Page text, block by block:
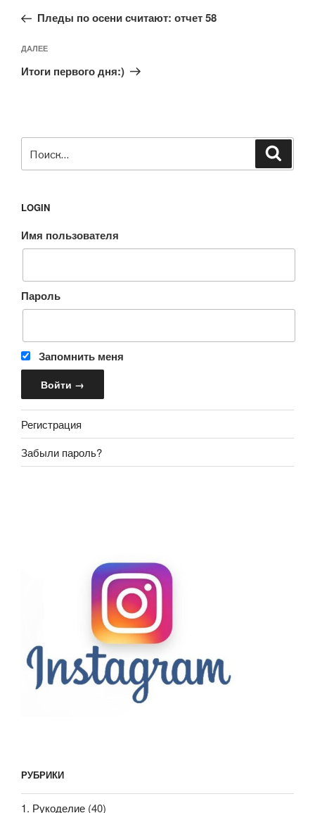
записям
запись:
Пледы по осени считают: отчет 58
Следующая
запись
ДАЛЕЕ
Итоги первого дня:)
LOGIN
Имя пользователя
Пароль
Запомнить меня
Регистрация
Забыли пароль?
РУБРИКИ
1. Рукоделие (40)